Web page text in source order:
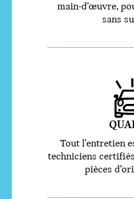
main-d’œuvre,
sans
Tout l’entretien
techniciens
pièces